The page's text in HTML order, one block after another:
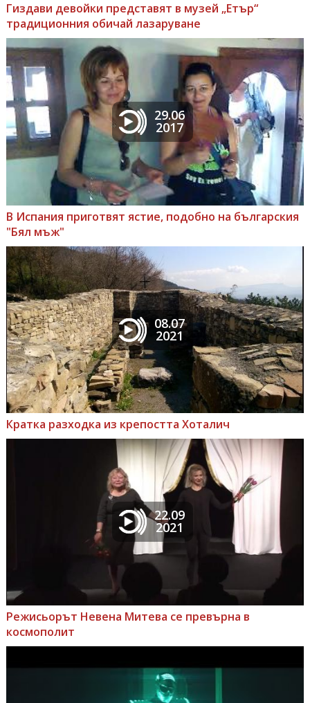
Гиздави девойки представят в музей „Етър“
традиционния обичай лазаруване
29.06
2017
В Испания приготвят ястие, подобно на българския
"Бял мъж"
08.07
2021
Кратка разходка из крепостта Хоталич
22.09
2021
Режисьорът Невена Митева се превърна в
космополит